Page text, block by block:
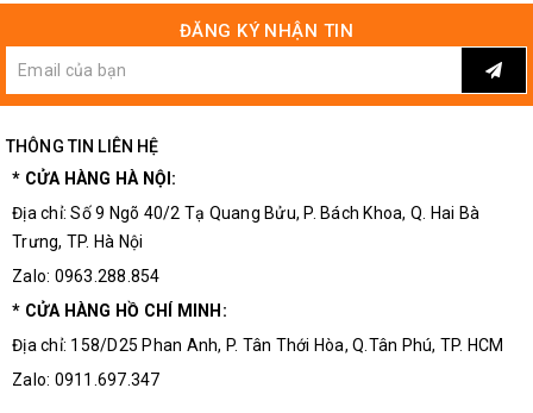
ĐĂNG KÝ NHẬN TIN
THÔNG TIN LIÊN HỆ
* CỬA HÀNG HÀ NỘI:
Địa chỉ: Số 9 Ngõ 40/2 Tạ Quang Bửu, P. Bách Khoa, Q. Hai Bà
Trưng, TP. Hà Nội
Zalo: 0963.288.854
* CỬA HÀNG HỒ CHÍ MINH:
Địa chỉ: 158/D25 Phan Anh, P. Tân Thới Hòa, Q.Tân Phú, TP. HCM
Zalo: 0911.697.347